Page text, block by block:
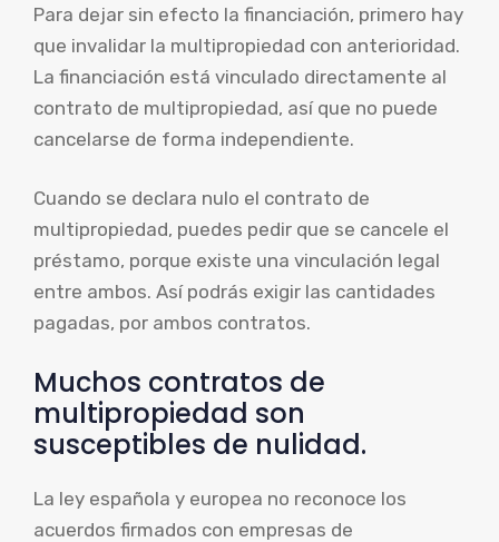
Para dejar sin efecto la financiación, primero hay
que invalidar la multipropiedad con anterioridad.
La financiación está vinculado directamente al
contrato de multipropiedad, así que no puede
cancelarse de forma independiente.
Cuando se declara nulo el contrato de
multipropiedad, puedes pedir que se cancele el
préstamo, porque existe una vinculación legal
entre ambos. Así podrás exigir las cantidades
pagadas, por ambos contratos.
Muchos contratos de
multipropiedad son
susceptibles de nulidad.
La ley española y europea no reconoce los
acuerdos firmados con empresas de